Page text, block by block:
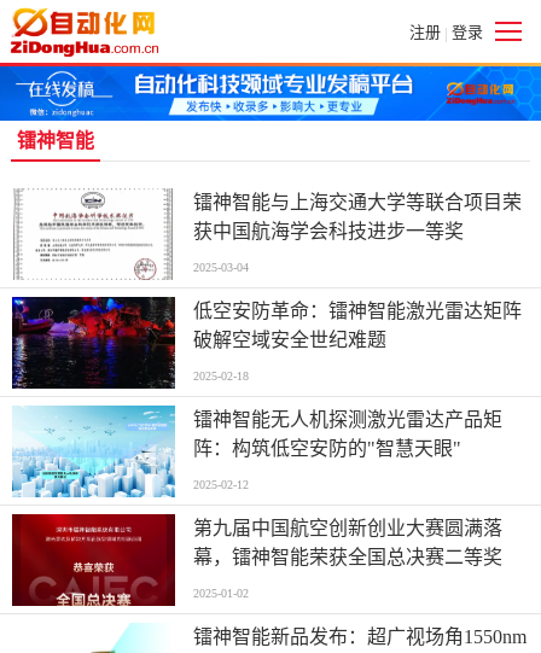
注册 | 登录
镭神智能
镭神智能与上海交通大学等联合项目荣
获中国航海学会科技进步一等奖
2025-03-04
低空安防革命：镭神智能激光雷达矩阵
破解空域安全世纪难题
2025-02-18
镭神智能无人机探测激光雷达产品矩
阵：构筑低空安防的"智慧天眼"
2025-02-12
第九届中国航空创新创业大赛圆满落
幕，镭神智能荣获全国总决赛二等奖
2025-01-02
镭神智能新品发布：超广视场角1550nm